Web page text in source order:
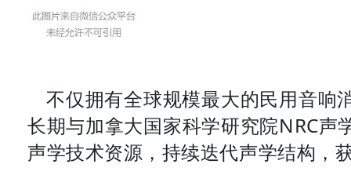
不仅拥有全球规模最大的民用音响
长期与加拿大国家科学研究院NRC
声学技术资源，持续迭代声学结构，